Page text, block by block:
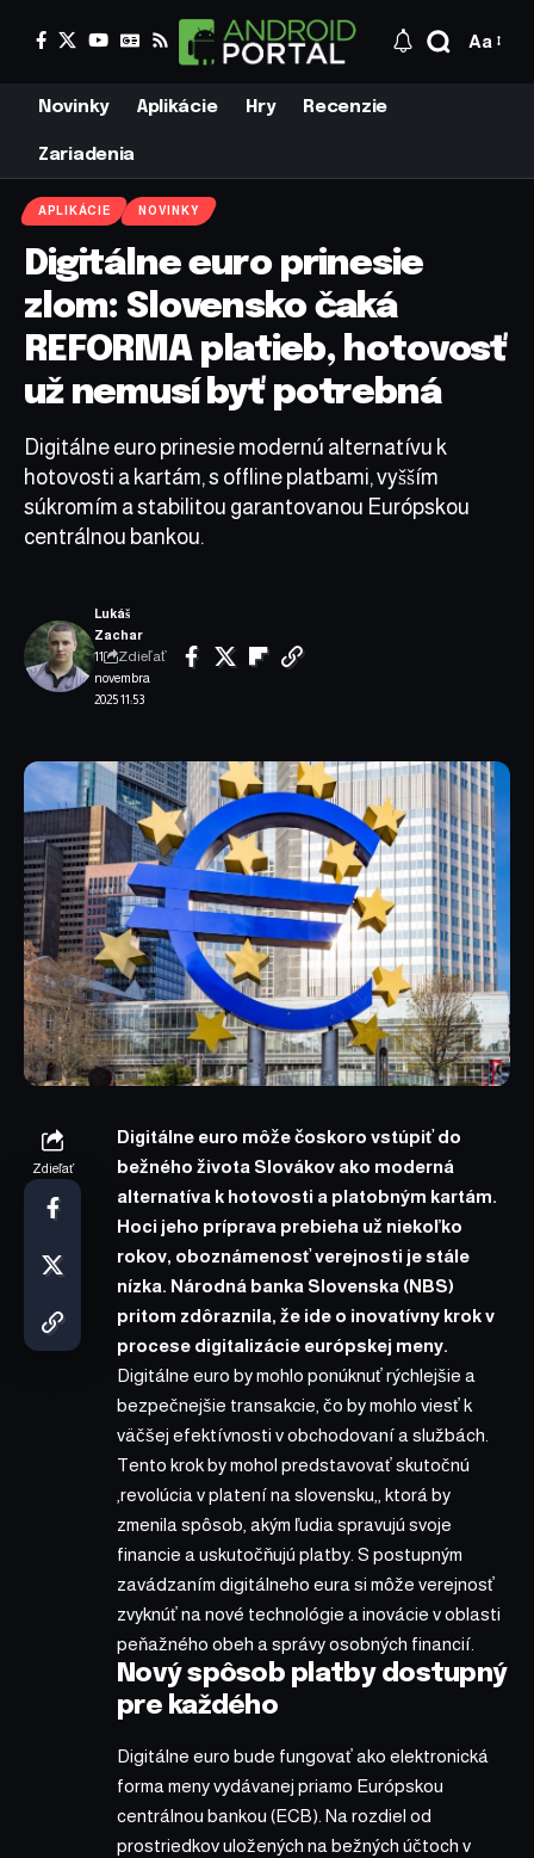
Aa
Novinky Aplikácie Hry Recenzie
Zariadenia
APLIKÁCIE NOVINKY
Digitálne euro prinesie
zlom: Slovensko čaká
REFORMA platieb, hotovosť
už nemusí byť potrebná
Digitálne euro prinesie modernú alternatívu k
hotovosti a kartám, s offline platbami, vyšším
súkromím a stabilitou garantovanou Európskou
centrálnou bankou.
11.
novembra
2025 11:53
Lukáš
Zachar
Zdieľať
Zdieľať
Digitálne euro môže čoskoro vstúpiť do
bežného života Slovákov ako moderná
alternatíva k hotovosti a platobným kartám.
Hoci jeho príprava prebieha už niekoľko
rokov, oboznámenosť verejnosti je stále
nízka. Národná banka Slovenska (NBS)
pritom zdôraznila, že ide o inovatívny krok v
procese digitalizácie európskej meny.
Digitálne euro by mohlo ponúknuť rýchlejšie a
bezpečnejšie transakcie, čo by mohlo viesť k
väčšej efektívnosti v obchodovaní a službách.
Tento krok by mohol predstavovať skutočnú
revolúcia v platení na slovensku ‚, ktorá by
zmenila spôsob, akým ľudia spravujú svoje
financie a uskutočňujú platby. S postupným
zavádzaním digitálneho eura si môže verejnosť
zvyknúť na nové technológie a inovácie v oblasti
peňažného obeh a správy osobných financií.
Nový spôsob platby dostupný
pre každého
Digitálne euro bude fungovať ako elektronická
forma meny vydávanej priamo Európskou
centrálnou bankou (ECB). Na rozdiel od
prostriedkov uložených na bežných účtoch v